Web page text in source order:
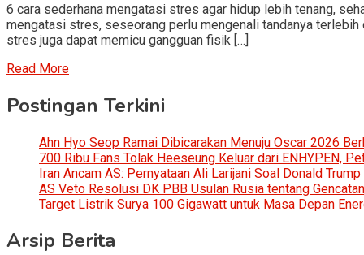
6 cara sederhana mengatasi stres agar hidup lebih tenang,
mengatasi stres, seseorang perlu mengenali tandanya
stres juga dapat memicu gangguan fisik […]
Read More
Postingan Terkini
Ahn Hyo Seop Ramai Dibicarakan Menuju Oscar 2026
700 Ribu Fans Tolak Heeseung Keluar dari ENHYPEN,
Iran Ancam AS: Pernyataan Ali Larijani Soal Donald
AS Veto Resolusi DK PBB Usulan Rusia tentang
Target Listrik Surya 100 Gigawatt untuk Masa Depan
Arsip Berita